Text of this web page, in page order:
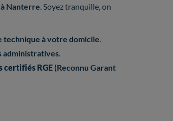
Nanterre. Soyez tranquille, on
technique à votre domicile.
administratives.
certifiés RGE (Reconnu Garant